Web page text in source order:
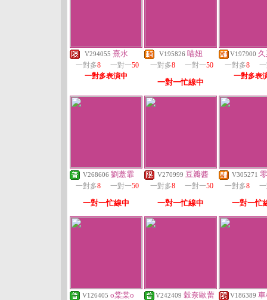
V294055 熹水
一對多8 一對一50
一對多表演中
V195826 喵妞
一對多8 一對一50
一對一忙線中
V197900
一對多8
一對多表
V268606 劉薏霏
一對多8 一對一50
一對一忙線中
V270999 豆瓣醬
一對多8 一對一50
一對一忙線中
V305271
一對多8
一對一忙
V126405 o棠棠o V242409 穀奈歐蕾 V186389